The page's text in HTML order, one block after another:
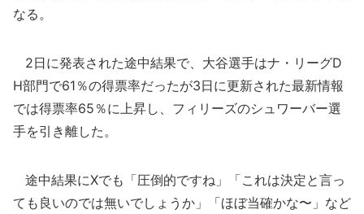
なる。
2日に発表された途中結果で、大谷選手はナ・リーグD
H部門で61％の得票率だったが3日に更新された最新情報
では得票率65％に上昇し、フィリーズのシュワーバー選
手を引き離した。
途中結果にXでも「圧倒的ですね」「これは決定と言っ
ても良いのでは無いでしょうか」「ほぼ当確かな〜」など